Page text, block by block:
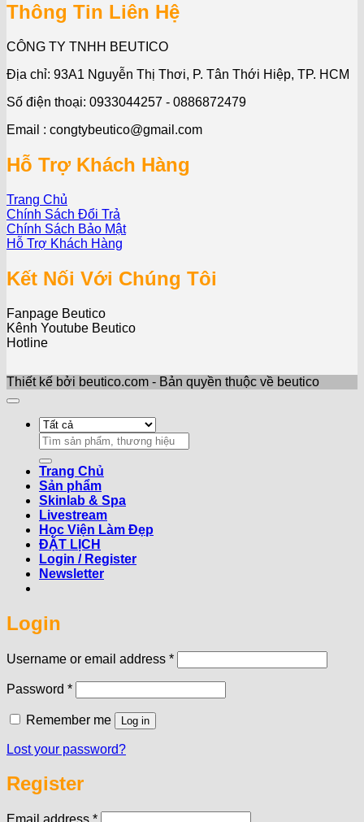
Thông Tin Liên Hệ
CÔNG TY TNHH BEUTICO
Địa chỉ: 93A1 Nguyễn Thị Thơi, P. Tân Thới Hiệp, TP. HCM
Số điện thoại: 0933044257 - 0886872479
Email : congtybeutico@gmail.com
Hỗ Trợ Khách Hàng
Trang Chủ
Chính Sách Đổi Trả
Chính Sách Bảo Mật
Hỗ Trợ Khách Hàng
Kết Nối Với Chúng Tôi
Fanpage Beutico
Kênh Youtube Beutico
Hotline
Thiết kế bởi beutico.com - Bản quyền thuộc về beutico
Search
for:
Trang Chủ
Sản phẩm
Skinlab & Spa
Livestream
Học Viện Làm Đẹp
ĐẶT LỊCH
Login / Register
Newsletter
Login
Username or email address *Required
Password *Required
Remember me Log in
Lost your password?
Register
Required